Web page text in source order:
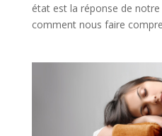
état est la réponse de
comment nous faire